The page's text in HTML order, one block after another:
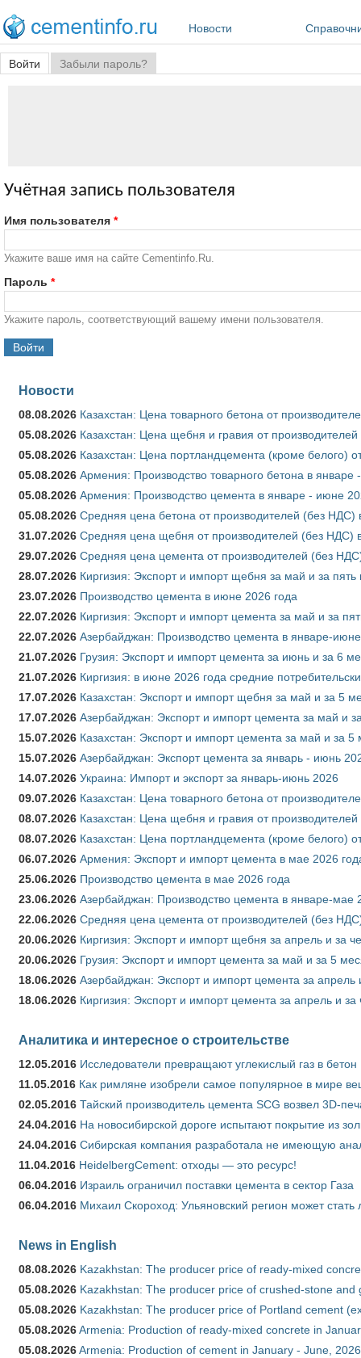
Новости
Главные вкладки
Войти (активная вкладка)
Забыли пароль?
Учётная запись пользователя
Имя пользователя *
Укажите ваше имя на сайте Cementinfo.Ru.
Пароль *
Укажите пароль, соответствующий вашему имени пользователя.
Новости
08.08.2026 Казахстан: Цена товарного бетона от
05.08.2026 Казахстан: Цена щебня и гравия от
05.08.2026 Казахстан: Цена портландцемента (кроме белого)
05.08.2026 Армения: Производство товарного бетона в январе
05.08.2026 Армения: Производство цемента в январе - июне
05.08.2026 Средняя цена бетона от производителей (без НДС)
31.07.2026 Средняя цена щебня от производителей (без НДС)
29.07.2026 Средняя цена цемента от производителей (без
28.07.2026 Киргизия: Экспорт и импорт щебня за май и за
23.07.2026 Производство цемента в июне 2026 года
22.07.2026 Киргизия: Экспорт и импорт цемента за май и за
22.07.2026 Азербайджан: Производство цемента в январе-
21.07.2026 Грузия: Экспорт и импорт цемента за июнь и за 6
21.07.2026 Киргизия: в июне 2026 года средние
17.07.2026 Казахстан: Экспорт и импорт щебня за май и за 5
17.07.2026 Азербайджан: Экспорт и импорт цемента за май и
15.07.2026 Казахстан: Экспорт и импорт цемента за май и за
15.07.2026 Азербайджан: Экспорт цемента за январь - июнь
14.07.2026 Украина: Импорт и экспорт за январь-июнь 2026
09.07.2026 Казахстан: Цена товарного бетона от
08.07.2026 Казахстан: Цена щебня и гравия от
08.07.2026 Казахстан: Цена портландцемента (кроме белого)
06.07.2026 Армения: Экспорт и импорт цемента в мае 2026
25.06.2026 Производство цемента в мае 2026 года
23.06.2026 Азербайджан: Производство цемента в январе-мае
22.06.2026 Средняя цена цемента от производителей (без
20.06.2026 Киргизия: Экспорт и импорт щебня за апрель и за
20.06.2026 Грузия: Экспорт и импорт цемента за май и за 5
18.06.2026 Азербайджан: Экспорт и импорт цемента за
18.06.2026 Киргизия: Экспорт и импорт цемента за апрель и
Аналитика и интересное о строительстве
12.05.2016 Исследователи превращают углекислый газ в бетон
11.05.2016 Как римляне изобрели самое популярное в мире
02.05.2016 Тайский производитель цемента SCG возвел 3D-
24.04.2016 На новосибирской дороге испытают покрытие из
24.04.2016 Сибирская компания разработала не имеющую
11.04.2016 HeidelbergCement: отходы — это ресурс!
06.04.2016 Израиль ограничил поставки цемента в сектор Газа
06.04.2016 Михаил Скороход: Ульяновский регион может
News in English
08.08.2026 Kazakhstan: The producer price of ready-mixed
05.08.2026 Kazakhstan: The producer price of crushed-stone and
05.08.2026 Kazakhstan: The producer price of Portland cement
05.08.2026Armenia: Production of ready-mixed concrete in
05.08.2026Armenia: Production of cement in January - June, 2026